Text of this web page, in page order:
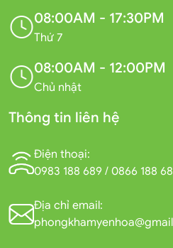
08:00AM - 17:30PM
Thứ 7
08:00AM - 12:00PM
Chủ nhật
Thông tin liên hệ
Điện thoại:
0983 188 689 / 0866 188
Địa chỉ email: